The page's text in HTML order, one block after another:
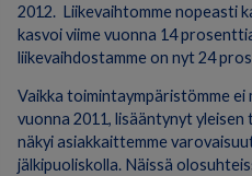
2012. Liikevaihtomme nopeasti
kasvoi viime vuonna 14
liikevaihdostamme on nyt 24
Vaikka toimintaympäristömme
vuonna 2011, lisääntynyt
näkyi asiakkaittemme
jälkipuoliskolla. Näissä